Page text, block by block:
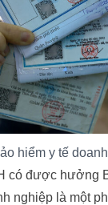
hiểm y tế
có được hưởng
nghiệp là một